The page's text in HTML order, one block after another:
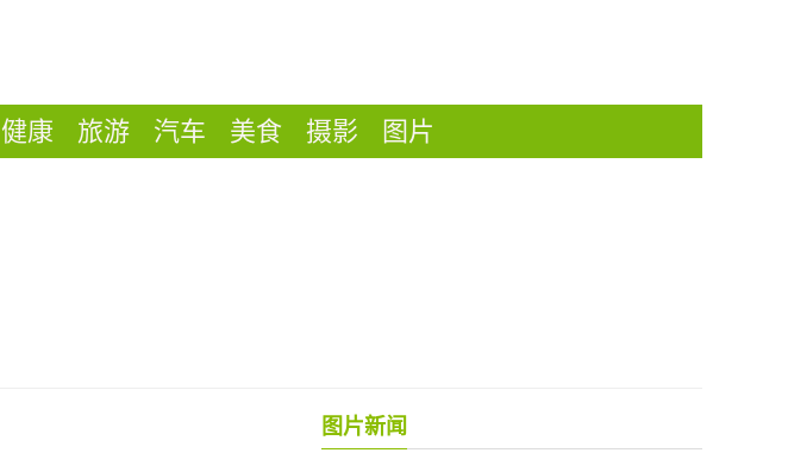
健康 旅游 汽车 美食 摄影 图片
图片新闻